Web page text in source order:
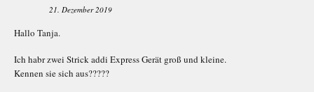
21. Dezember 2019
Hallo Tanja.
Ich habr zwei Strick addi Express Gerät groß und kleine.
Kennen sie sich aus?????